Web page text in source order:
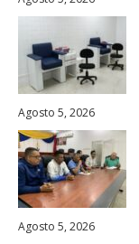
Agosto 5, 2026
Agosto 5, 2026